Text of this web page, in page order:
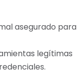
asegurado para
legítimas